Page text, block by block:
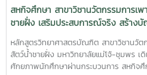
สหกิจศึกษา สาขาวิชานวัตกรรมการเพ
ชายฝั่ง เสริมประสบการณ์จริง สร้า
อุตสาหกรรมการผลิตสัตว์น้ำ
หลักสูตรวิทยาศาสตรบัณฑิต สาขาวิชานวัตก
สัตว์น้ำชายฝั่ง มหาวิทยาลัยแม่โจ้-ชุมพร
ศักยภาพนักศึกษาผ่านกระบวนการ สหกิจศึ